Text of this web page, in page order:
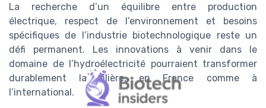
La recherche d’un équilibre entre production
électrique, respect de l’environnement et besoins
spécifiques de l’industrie biotechnologique reste un
défi permanent. Les innovations à venir dans le
domaine de l’hydroélectricité pourraient transformer
durablement la filière, en France comme à
l’international.